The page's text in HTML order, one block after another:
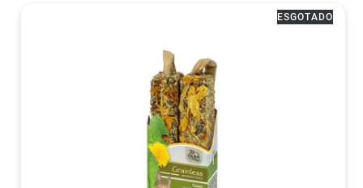
ESGOTADO